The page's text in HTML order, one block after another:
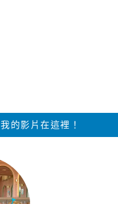
我的影片在這裡！